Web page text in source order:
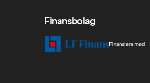
Finansbolag